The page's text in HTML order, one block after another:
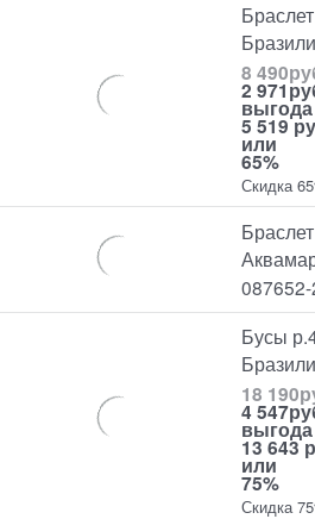
8 490
2 971
выгода
5 519
или
65%
Скидка
087652-
Бусы
18 190
4 547
выгода
13 643
или
75%
Скидка